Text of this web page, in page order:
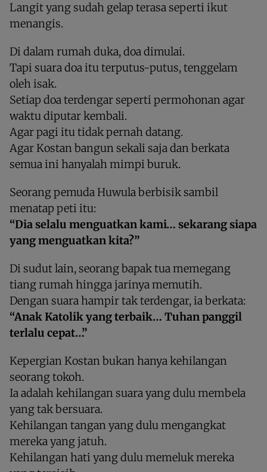
Langit yang sudah gelap terasa seperti ikut
menangis.
Di dalam rumah duka, doa dimulai.
Tapi suara doa itu terputus-putus, tenggelam
oleh isak.
Setiap doa terdengar seperti permohonan agar
waktu diputar kembali.
Agar pagi itu tidak pernah datang.
Agar Kostan bangun sekali saja dan berkata
semua ini hanyalah mimpi buruk.
Seorang pemuda Huwula berbisik sambil
menatap peti itu:
“Dia selalu menguatkan kami… sekarang siapa
yang menguatkan kita?”
Di sudut lain, seorang bapak tua memegang
tiang rumah hingga jarinya memutih.
Dengan suara hampir tak terdengar, ia berkata:
“Anak Katolik yang terbaik… Tuhan panggil
terlalu cepat…”
Kepergian Kostan bukan hanya kehilangan
seorang tokoh.
Ia adalah kehilangan suara yang dulu membela
yang tak bersuara.
Kehilangan tangan yang dulu mengangkat
mereka yang jatuh.
Kehilangan hati yang dulu memeluk mereka